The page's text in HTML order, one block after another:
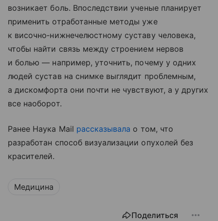
возникает боль. Впоследствии ученые планирует
применить отработанные методы уже
к височно‑нижнечелюстному суставу человека,
чтобы найти связь между строением нервов
и болью — например, уточнить, почему у одних
людей сустав на снимке выглядит проблемным,
а дискомфорта они почти не чувствуют, а у других
все наоборот.
Ранее Наука Mail рассказывала о том, что
разработан способ визуализации опухолей без
красителей.
Медицина
Поделиться